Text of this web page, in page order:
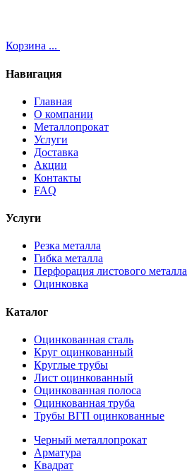
Корзина ...
Навигация
Главная
О компании
Металлопрокат
Услуги
Доставка
Акции
Контакты
FAQ
Услуги
Резка металла
Гибка металла
Перфорация листового металла
Оцинковка
Каталог
Оцинкованная сталь
Круг оцинкованный
Круглые трубы
Лист оцинкованный
Оцинкованная полоса
Оцинкованная труба
Трубы ВГП оцинкованные
Черный металлопрокат
Арматура
Квадрат